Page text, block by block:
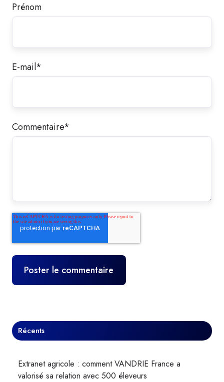
Prénom
E-mail*
Commentaire*
Récents
Extranet agricole : comment VANDRIE France a
valorisé sa relation avec 500 éleveurs